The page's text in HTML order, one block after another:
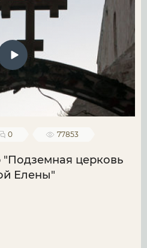
0 77853
"Подземная церковь
Елены"